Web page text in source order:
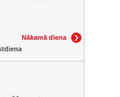
Nākamā diena